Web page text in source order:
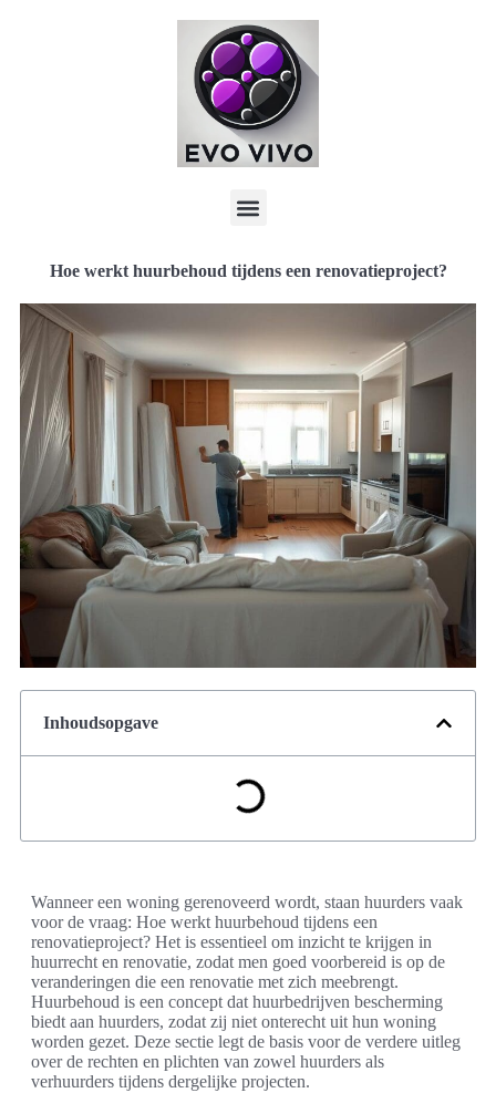
Hoe werkt huurbehoud tijdens een renovatieproject?
Inhoudsopgave
Wanneer een woning gerenoveerd wordt, staan huurders vaak
voor de vraag: Hoe werkt huurbehoud tijdens een
renovatieproject? Het is essentieel om inzicht te krijgen in
huurrecht en renovatie, zodat men goed voorbereid is op de
veranderingen die een renovatie met zich meebrengt.
Huurbehoud is een concept dat huurbedrijven bescherming
biedt aan huurders, zodat zij niet onterecht uit hun woning
worden gezet. Deze sectie legt de basis voor de verdere uitleg
over de rechten en plichten van zowel huurders als
verhuurders tijdens dergelijke projecten.